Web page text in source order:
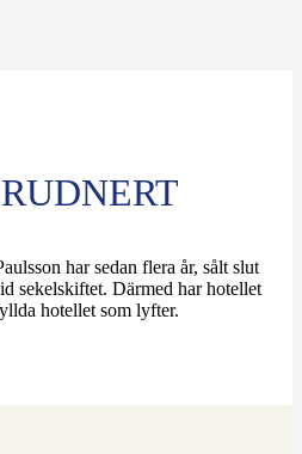
har sedan flera år, sålt slut
sekelskiftet. Därmed har hotellet
hotellet som lyfter.